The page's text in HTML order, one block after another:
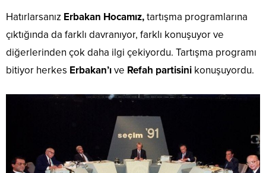
Hatırlarsanız Erbakan Hocamız,tartışma programlarına
çıktığında da farklı davranıyor, farklı konuşuyor ve
diğerlerinden çok daha ilgi çekiyordu. Tartışma programı
bitiyor herkes Erbakan’ıve Refah partisini konuşuyordu.